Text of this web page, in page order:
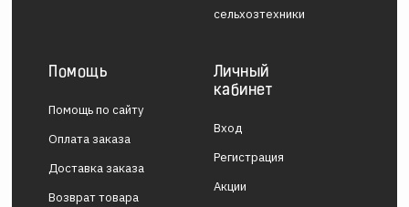
сельхозтехники
Помощь
Помощь по сайту
Оплата заказа
Доставка заказа
Возврат товара
Личный
кабинет
Вход
Регистрация
Акции